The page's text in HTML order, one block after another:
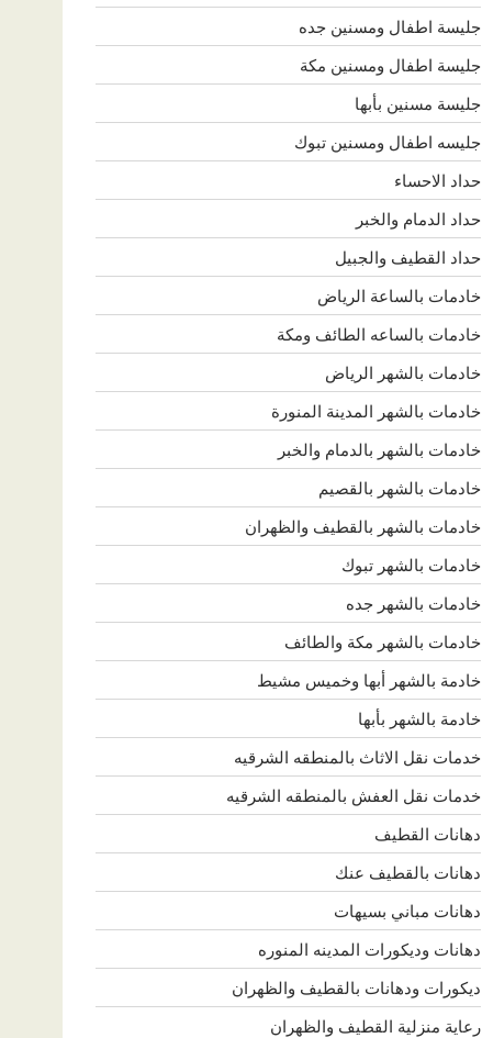
جليسة اطفال ومسنين جده
جليسة اطفال ومسنين مكة
جليسة مسنين بأبها
جليسه اطفال ومسنين تبوك
حداد الاحساء
حداد الدمام والخبر
حداد القطيف والجبيل
خادمات بالساعة الرياض
خادمات بالساعه الطائف ومكة
خادمات بالشهر الرياض
خادمات بالشهر المدينة المنورة
خادمات بالشهر بالدمام والخبر
خادمات بالشهر بالقصيم
خادمات بالشهر بالقطيف والظهران
خادمات بالشهر تبوك
خادمات بالشهر جده
خادمات بالشهر مكة والطائف
خادمة بالشهر أبها وخميس مشيط
خادمة بالشهر بأبها
خدمات نقل الاثاث بالمنطقه الشرقيه
خدمات نقل العفش بالمنطقه الشرقيه
دهانات القطيف
دهانات بالقطيف عنك
دهانات مباني بسيهات
دهانات وديكورات المدينه المنوره
ديكورات ودهانات بالقطيف والظهران
رعاية منزلية القطيف والظهران